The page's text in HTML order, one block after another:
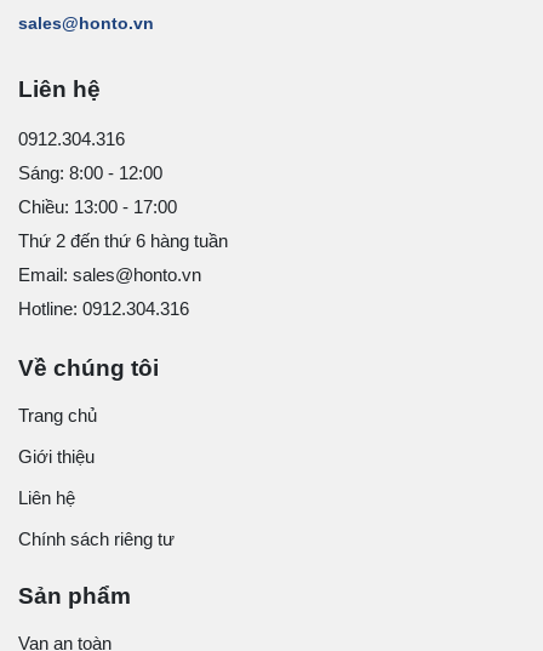
sales@honto.vn
Liên hệ
0912.304.316
Sáng: 8:00 - 12:00
Chiều: 13:00 - 17:00
Thứ 2 đến thứ 6 hàng tuần
Email: sales@honto.vn
Hotline: 0912.304.316
Về chúng tôi
Trang chủ
Giới thiệu
Liên hệ
Chính sách riêng tư
Sản phẩm
Van an toàn